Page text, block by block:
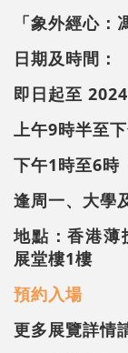
「象外經心
日期及時間：
即日起至
上午9時半至
下午1時至6時
逢周一、大學
地點：香港薄
展堂樓1樓
預約入場
更多展覽詳情